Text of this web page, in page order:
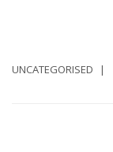
UNCATEGORISED